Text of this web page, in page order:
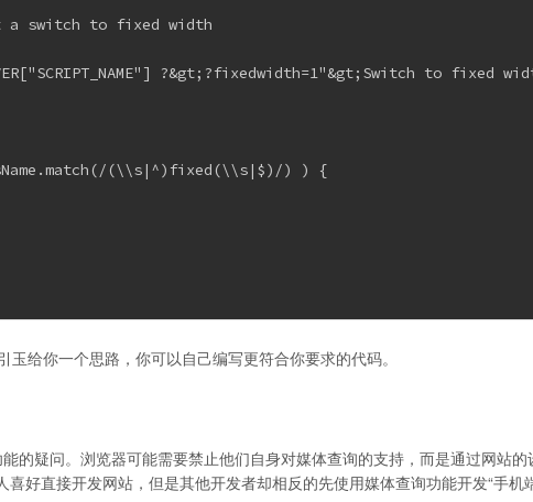
a switch to fixed width
?&gt;?fixedwidth=1"&gt;Switch to fixed
(\\s|^)fixed(\\s|$)/) ) {
给你一个思路，你可以自己编写更符合你要求的代码。
的疑问。浏览器可能需要禁止他们自身对媒体查询的支持，而是通过网站的
喜好直接开发网站，但是其他开发者却相反的先使用媒体查询功能开发“手机